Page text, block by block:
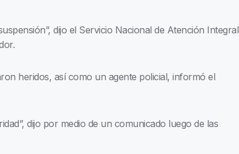
dijo el Servicio Nacional de Atención Integral
heridos, así como un agente policial, informó el
dijo por medio de un comunicado luego de las